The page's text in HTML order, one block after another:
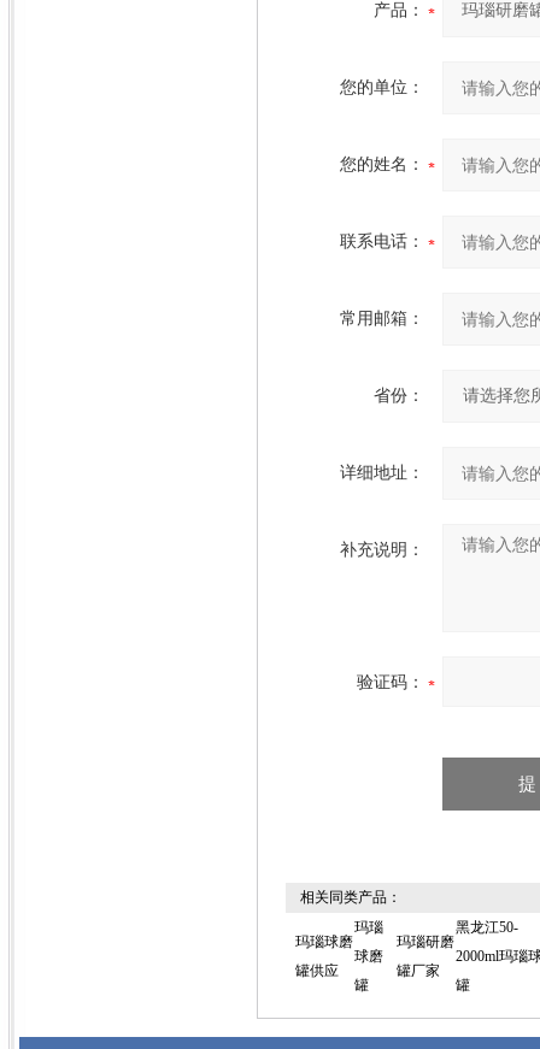
产品：
您的单位：
您的姓名：
联系电话：
常用邮箱：
省份：
详细地址：
补充说明：
验证码：
相关同类产品：
玛瑙球磨
罐供应
玛瑙
球磨
罐
玛瑙研磨
罐厂家
黑龙江50-
2000ml玛瑙
罐